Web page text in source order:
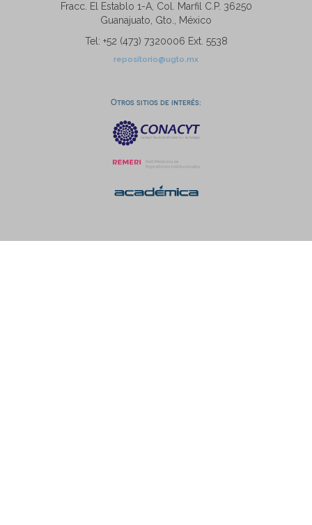
Fracc. El Establo 1-A, Col. Marfil C.P. 36250
Guanajuato, Gto., México
Tel: +52 (473) 7320006 Ext. 5538
repositorio@ugto.mx
Otros sitios de interés: